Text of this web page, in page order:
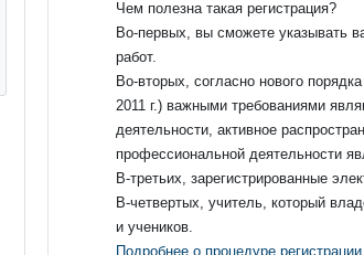
Чем полезна такая регистрация?
Во-первых, вы сможете указывать
работ.
Во-вторых, согласно нового
2011 г.) важными требованиями
деятельности, активное
профессиональной деятельности
В-третьих, зарегистрированные
В-четвертых, учитель, который
и учеников.
Подробнее о процедуре регистрации.